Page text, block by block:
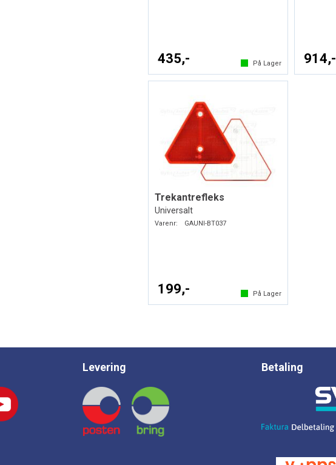
435,- På Lager 914,-
Trekantrefleks
Universalt
Varenr: GAUNI-BT037
199,- På Lager
Levering Betaling